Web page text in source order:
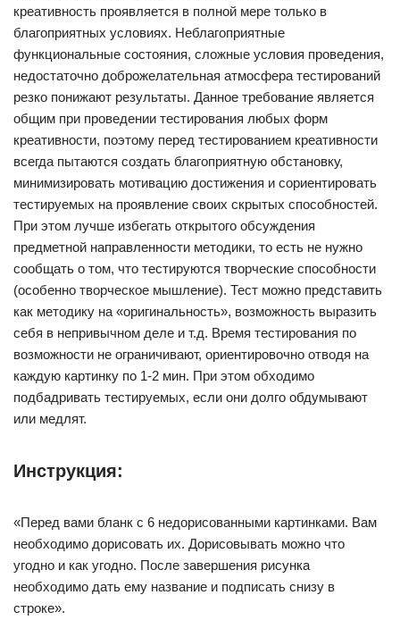
креативность проявляется в полной мере только в
благоприятных условиях. Неблагоприятные
функциональные состояния, сложные условия проведения,
недостаточно доброжелательная атмосфера тестирований
резко понижают результаты. Данное требование является
общим при проведении тестирования любых форм
креативности, поэтому перед тестированием креативности
всегда пытаются создать благоприятную обстановку,
минимизировать мотивацию достижения и сориентировать
тестируемых на проявление своих скрытых способностей.
При этом лучше избегать открытого обсуждения
предметной направленности методики, то есть не нужно
сообщать о том, что тестируются творческие способности
(особенно творческое мышление). Тест можно представить
как методику на «оригинальность», возможность выразить
себя в непривычном деле и т.д. Время тестирования по
возможности не ограничивают, ориентировочно отводя на
каждую картинку по 1-2 мин. При этом обходимо
подбадривать тестируемых, если они долго обдумывают
или медлят.
Инструкция:
«Перед вами бланк с 6 недорисованными картинками. Вам
необходимо дорисовать их. Дорисовывать можно что
угодно и как угодно. После завершения рисунка
необходимо дать ему название и подписать снизу в
строке».